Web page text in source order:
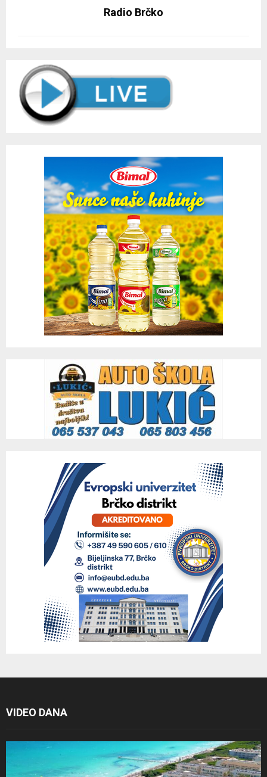
Radio Brčko
VIDEO DANA